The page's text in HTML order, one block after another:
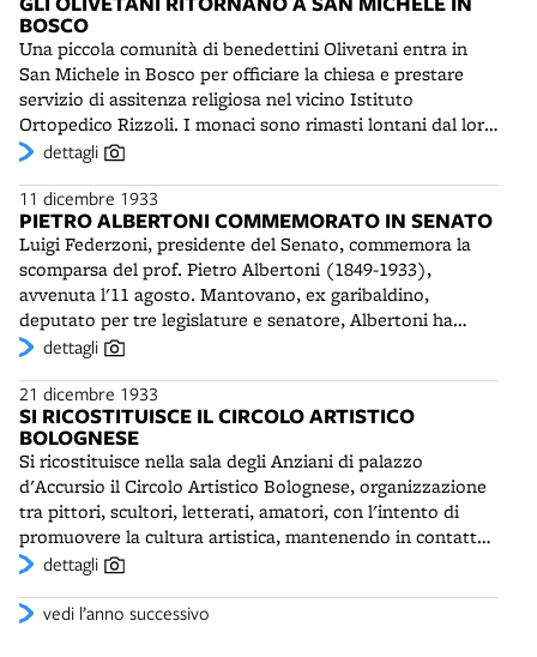
austro-ungarici, morti nei vari campi di prigionia del
territorio bolognese. Le entrate ai sotterranei sono
presidiate da due sentinelle marmoree - nominati in
dialetto veneto "il vecio" e "il bocia" - dello scultore
Ercole Drei. Nell'agosto 1940, con solenne cerimonia,
saranno traslate nell'ossario anche le spoglie del martire
risorgimentale Ugo Bassi.
BOSCO
Una piccola comunità di benedettini Olivetani entra in
San Michele in Bosco per officiare la chiesa e prestare
servizio di assitenza religiosa nel vicino Istituto
Ortopedico Rizzoli. I monaci sono rimasti lontani dal loro
convento dall'epoca della soppressione dell'ordine,
di San Michele, risalente al XVI secolo - ma di fondazione
più antica - sarà eretta a parrocchia nel 1949.
dettagli
11 dicembre 1933
PIETRO ALBERTONI COMMEMORATO IN SENATO
Luigi Federzoni, presidente del Senato, commemora la
scomparsa del prof. Pietro Albertoni (1849-1933),
avvenuta l'11 agosto. Mantovano, ex garibaldino,
deputato per tre legislature e senatore, Albertoni ha
diviso l'impegno politico con quello scientifico. E' stato
al 1924 e, assieme a Murri, uno degli innovatori della
scuola medica italiana. Molto importanti sono i suoi studi
sulle condizioni igienico-sanitarie delle popolazioni
agricole.
dettagli
21 dicembre 1933
SI RICOSTITUISCE IL CIRCOLO ARTISTICO
BOLOGNESE
Si ricostituisce nella sala degli Anziani di palazzo
d'Accursio il Circolo Artistico Bolognese, organizzazione
tra pittori, scultori, letterati, amatori, con l'intento di
promuovere la cultura artistica, mantenendo in contatto
l'attività artistica e il pubblico. Il Circolo, già attivo alla
ha promosso nel 1932 l'unione de "Gli amici dell'arte" del
dettagli
vedi l’anno successivo